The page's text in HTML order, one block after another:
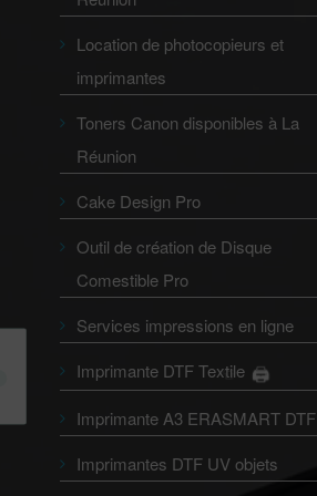
Location de photocopieurs et
imprimantes
Toners Canon disponibles à La
Réunion
Cake Design Pro
Outil de création de Disque
Comestible Pro
Services impressions en ligne
Imprimante DTF Textile 🖨️
👕
Imprimante A3 ERASMART DTF
Imprimantes DTF UV objets